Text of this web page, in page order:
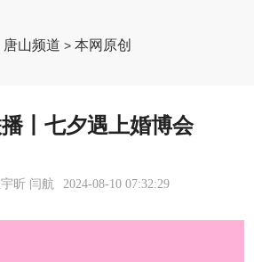
唐山频道 >本网原创
丨七夕遇上婚博会
昕 闫航 2024-08-10 07:32:29